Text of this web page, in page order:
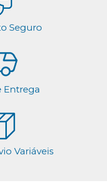
Seguro
Entrega
Variáveis